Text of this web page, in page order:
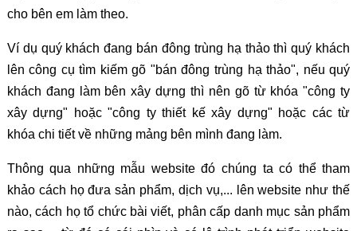
cho bên em làm theo.
Ví dụ quý khách đang bán đông trùng hạ thảo thì quý khách
lên công cụ tìm kiếm gõ "bán đông trùng hạ thảo", nếu quý
khách đang làm bên xây dựng thì nên gõ từ khóa "công ty
xây dựng" hoặc "công ty thiết kế xây dựng" hoặc các từ
khóa chi tiết về những mảng bên mình đang làm.
Thông qua những mẫu website đó chúng ta có thể tham
khảo cách họ đưa sản phẩm, dịch vụ,... lên website như thế
nào, cách họ tổ chức bài viết, phân cấp danh mục sản phẩm